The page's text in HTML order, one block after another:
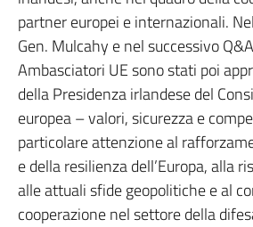
partner europei e internazionali.
Gen. Mulcahy e nel successivo
Ambasciatori UE sono stati poi
della Presidenza irlandese del
europea – valori, sicurezza e
particolare attenzione al
e della resilienza dell’Europa, alla
alle attuali sfide geopolitiche e al
cooperazione nel settore della